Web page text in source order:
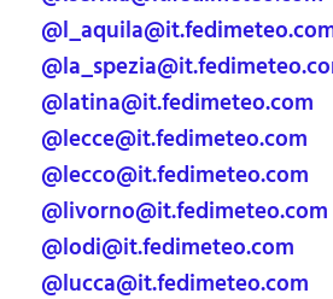
@latina@it.fedimeteo.com
@lecce@it.fedimeteo.com
@lecco@it.fedimeteo.com
@livorno@it.fedimeteo.com
@lodi@it.fedimeteo.com
@lucca@it.fedimeteo.com